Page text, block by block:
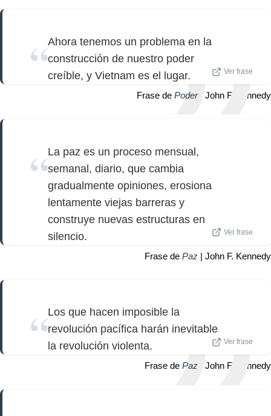
Ahora tenemos un problema en la
construcción de nuestro poder
creíble, y Vietnam es el lugar.
Ver frase
Frase de Poder| John F. Kennedy
La paz es un proceso mensual,
semanal, diario, que cambia
gradualmente opiniones, erosiona
lentamente viejas barreras y
construye nuevas estructuras en
silencio.
Ver frase
Frase de Paz | John F. Kennedy
Los que hacen imposible la
revolución pacífica harán inevitable
la revolución violenta.
Ver frase
Frase de Paz | John F. Kennedy